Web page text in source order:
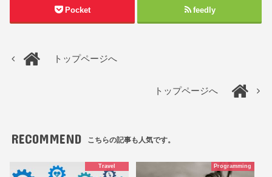
Pocket feedly
トップページへ
トップページへ
RECOMMEND こちらの記事も人気です。
Travel Programming